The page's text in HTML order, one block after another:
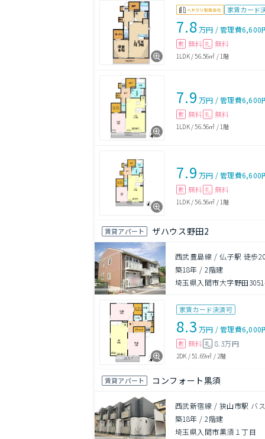
家賃カード
7.8万円 /管理費6,600
敷 無料 礼 無料
1LDK/56.56㎡ /1階
7.9 万円 /管理費6,600
敷 無料 礼 無料
1LDK/56.56㎡ / 1階
7.9 万円 /管理費6,600
敷 無料 礼 無料
1LDK/56.56㎡ / 1階
賃貸アパート ザハウス野田2
西武豊島線 / 仏子駅 徒歩
築18年 /2階建
埼玉県入間市大字野田
家賃カード決済可
8.3 万円 /管理費6,000
敷 無料 礼 8.3万円
2DK /51.69㎡ /2階
賃貸アパート コンフォート黒須
西武新宿線 / 狭山市駅 バ
築18年 /2階建
埼玉県入間市黒須１丁目